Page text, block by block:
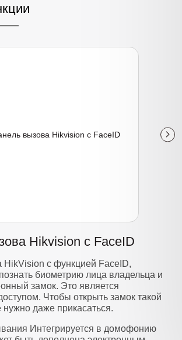
Hikvision с FaceID
HikVision с функцией FaceID,
биометрию лица владельца и
замок. Это является
Чтобы открыть замок такой
нужно даже прикасаться.
Интегрируется в домофонию